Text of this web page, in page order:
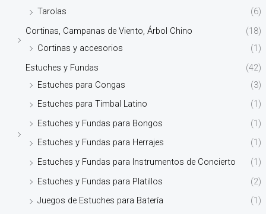
Tarolas
(6)
Cortinas, Campanas de Viento, Árbol Chino
(18)
Cortinas y accesorios
(1)
Estuches y Fundas
(42)
Estuches para Congas
(3)
Estuches para Timbal Latino
(1)
Estuches y Fundas para Bongos
(1)
Estuches y Fundas para Herrajes
(1)
Estuches y Fundas para Instrumentos de Concierto
(1)
Estuches y Fundas para Platillos
(2)
Juegos de Estuches para Batería
(1)